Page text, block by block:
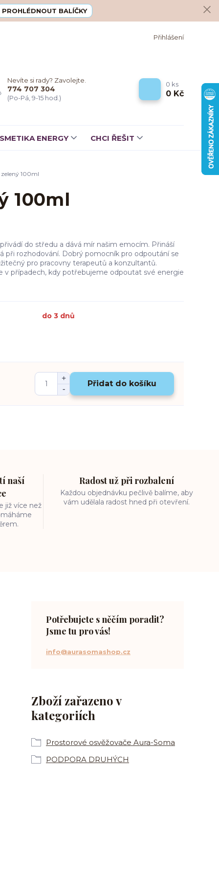
PROHLÉDNOUT BALÍČKY
Přihlášení
Nevíte si rady? Zavolejte.
774 707 304
(Po-Pá, 9-15 hod.)
0 ks
0 Kč
ENERGY CHCI ŘEŠIT
100ml
100ml
do středu a dává mír našim emocím. Přináší
při rozhodování. Dobrý pomocník pro odpoutání se
pro pracovny terapeutů a konzultantů.
v případech, kdy potřebujeme odpoutat své energie
do 3 dnů
Přidat do košíku
naší
již více než
Radost už při rozbalení
Každou objednávku pečlivě balíme, aby
vám udělala radost hned při otevření.
Zboží zařazeno v
kategoriích
Prostorové osvěžovače Aura-Soma
PODPORA DRUHÝCH
Potřebujete s něčím poradit?
Jsme tu pro vás!
info@aurasomashop.cz